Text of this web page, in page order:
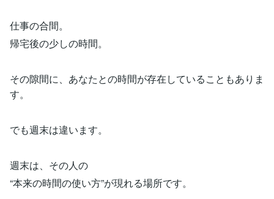
仕事の合間。
帰宅後の少しの時間。
その隙間に、あなたとの時間が存在していることもありま
す。
でも週末は違います。
週末は、その人の
“本来の時間の使い方”が現れる場所です。